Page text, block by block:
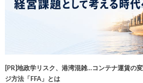
[PR]地政学リスク、港湾混雑…コンテナ運賃の
ジ方法「FFA」とは